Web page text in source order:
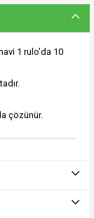
1 rulo'da 10
çözünür.